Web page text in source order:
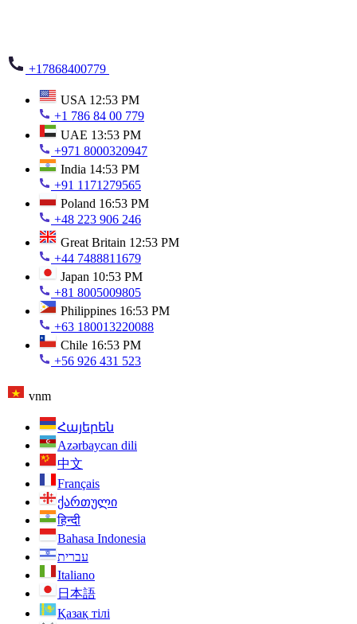
+17868400779
USA 12:53 PM
+1 786 84 00 779
UAE 13:53 PM
+971 8000320947
India 14:53 PM
+91 1171279565
Poland 16:53 PM
+48 223 906 246
Great Britain 12:53 PM
+44 7488811679
Japan 10:53 PM
+81 8005009805
Philippines 16:53 PM
+63 180013220088
Chile 16:53 PM
+56 926 431 523
vnm
Հայերեն
Azərbaycan dili
中文
Français
ქართული
हिन्दी
Bahasa Indonesia
עברית
Italiano
日本語
Қазақ тілі